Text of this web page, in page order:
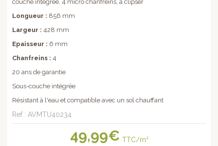
couche intégrée, 4 micro chanfreins, à clipser
Longueur : 856 mm
Largeur : 428 mm
Epaisseur : 6 mm
Chanfreins : 4
20 ans de garantie
Sous-couche intégrée
Résistant à l'eau et compatible avec un sol chauffant
Ref : AVMTU40234
49,99€ TTC/m²